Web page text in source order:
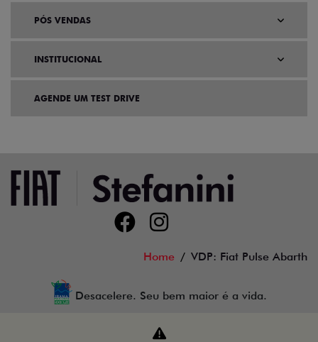
PÓS VENDAS
INSTITUCIONAL
AGENDE UM TEST DRIVE
Home VDP: Fiat Pulse Abarth
Desacelere. Seu bem maior é a vida.